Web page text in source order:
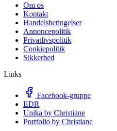
Om os
Kontakt
Handelsbetingelser
Annoncepolitik
Privatlivspolitik
Cookiepolitik
Sikkerhed
Links
Facebook-gruppe
EDR
Unika by Christiane
Portfolio by Christiane